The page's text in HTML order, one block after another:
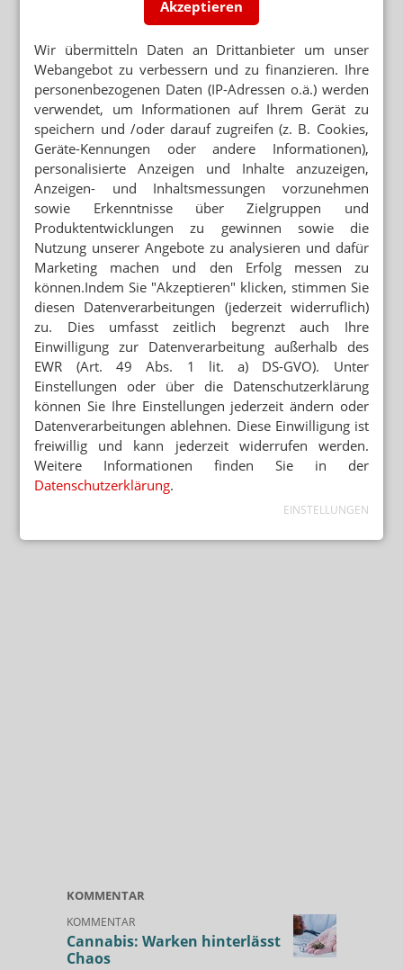
Akzeptieren
Wir übermitteln Daten an Drittanbieter um unser
Webangebot zu verbessern und zu finanzieren. Ihre
personenbezogenen Daten (IP-Adressen o.ä.) werden
verwendet, um Informationen auf Ihrem Gerät zu
speichern und /oder darauf zugreifen (z. B. Cookies,
Geräte-Kennungen oder andere Informationen),
personalisierte Anzeigen und Inhalte anzuzeigen,
Anzeigen- und Inhaltsmessungen vorzunehmen
sowie Erkenntnisse über Zielgruppen und
Produktentwicklungen zu gewinnen sowie die
Nutzung unserer Angebote zu analysieren und dafür
Marketing machen und den Erfolg messen zu
können.Indem Sie "Akzeptieren" klicken, stimmen Sie
diesen Datenverarbeitungen (jederzeit widerruflich)
zu. Dies umfasst zeitlich begrenzt auch Ihre
Einwilligung zur Datenverarbeitung außerhalb des
EWR (Art. 49 Abs. 1 lit. a) DS-GVO). Unter
Einstellungen oder über die Datenschutzerklärung
können Sie Ihre Einstellungen jederzeit ändern oder
Datenverarbeitungen ablehnen. Diese Einwilligung ist
freiwillig und kann jederzeit widerrufen werden.
Weitere Informationen finden Sie in der
Datenschutzerklärung.
EINSTELLUNGEN
KOMMENTAR
KOMMENTAR
Cannabis: Warken hinterlässt
Chaos